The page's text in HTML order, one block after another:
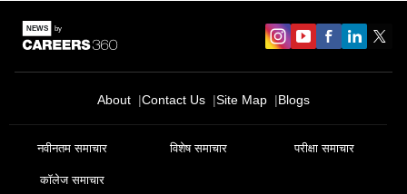
About Contact Us Site Map Blogs
नवीनतम समाचार विशेष समाचार परीक्षा समाचार
कॉलेज समाचार